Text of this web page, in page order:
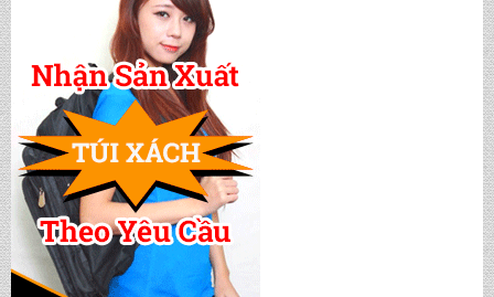
CẶP HỌC SINH MS: TN 5015
CẶP HỌC SINH MS: TN 5014
CẶP HỌC SINH MS: TN 5013